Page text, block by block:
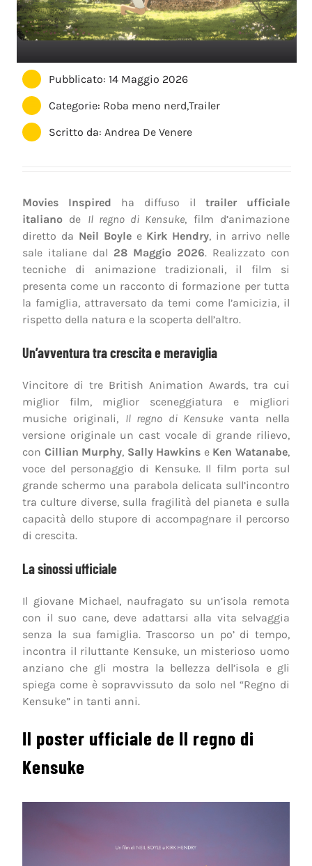
Pubblicato: 14 Maggio 2026
Categorie: Roba meno nerd,Trailer
Scritto da:Andrea De Venere
Movies Inspired ha diffuso il trailer ufficiale
italiano de Il regno di Kensuke, film d’animazione
diretto da Neil Boylee Kirk Hendry, in arrivo nelle
sale italiane dal 28 Maggio 2026. Realizzato con
tecniche di animazione tradizionali, il film si
presenta come un racconto di formazione per tutta
la famiglia, attraversato da temi come l’amicizia, il
rispetto della natura e la scoperta dell’altro.
Un’avventura tra crescita e meraviglia
Vincitore di tre British Animation Awards, tra cui
miglior film, miglior sceneggiatura e migliori
musiche originali, Il regno di Kensuke vanta nella
versione originale un cast vocale di grande rilievo,
con Cillian Murphy, Sally Hawkins e Ken Watanabe,
voce del personaggio di Kensuke. Il film porta sul
grande schermo una parabola delicata sull’incontro
tra culture diverse, sulla fragilità del pianeta e sulla
capacità dello stupore di accompagnare il percorso
di crescita.
La sinossi ufficiale
Il giovane Michael, naufragato su un’isola remota
con il suo cane, deve adattarsi alla vita selvaggia
senza la sua famiglia. Trascorso un po’ di tempo,
incontra il riluttante Kensuke, un misterioso uomo
anziano che gli mostra la bellezza dell’isola e gli
spiega come è sopravvissuto da solo nel “Regno di
Kensuke” in tanti anni.
Il poster ufficiale de Il regno di
Kensuke